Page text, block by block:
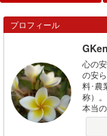
プロフィール
心の
の安
料･農
称）
本当